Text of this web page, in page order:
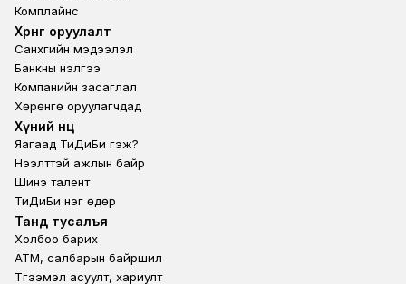
Комплайнс
Footer third
Хөрөнгө оруулалт
Санхүүгийн мэдээлэл
Банкны үнэлгээ
Компанийн засаглал
Хөрөнгө оруулагчдад
Footer second
Хүний нөөц
Яагаад ТиДиБи гэж?
Нээлттэй ажлын байр
Шинэ талент
ТиДиБи нэг өдөр
Footer fourth
Танд тусалъя
Холбоо барих
ATM, салбарын байршил
Түгээмэл асуулт, хариулт